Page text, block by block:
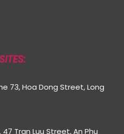
73, Hoa Dong Street, Long
47 Tran Luu Street, An Phu